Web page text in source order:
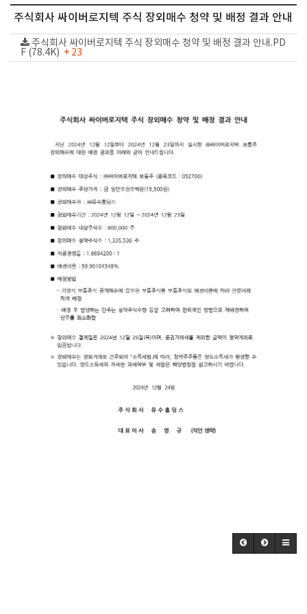
주식회사 싸이버로지텍 주식 장외매수 청약 및 배정 결과 안내
주식회사 싸이버로지텍 주식 장외매수 청약 및 배정 결과 안내.PD
F (78.4K) + 23